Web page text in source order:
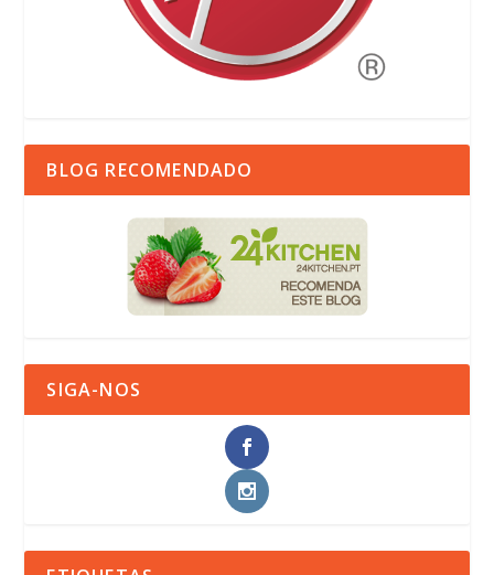
BLOG RECOMENDADO
SIGA-NOS